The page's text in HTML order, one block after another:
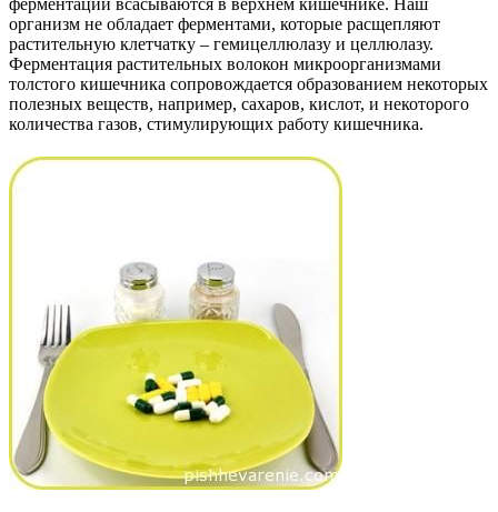
организм не обладает ферментами, которые расщепляют
растительную клетчатку – гемицеллюлазу и целлюлазу.
Ферментация растительных волокон микроорганизмами
толстого кишечника сопровождается образованием некоторых
полезных веществ, например, сахаров, кислот, и некоторого
количества газов, стимулирующих работу кишечника.